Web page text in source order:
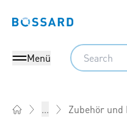
Bossard homepage
Menü
Search
... Zubehör und